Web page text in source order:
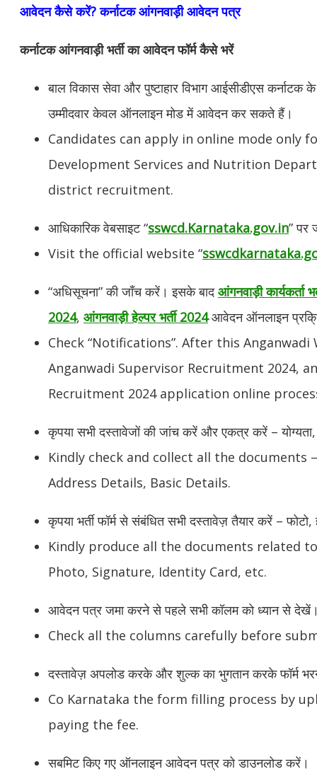
आवेदन कैसे करें? कर्नाटक आंगनवाड़ी आवेदन पत्र
कर्नाटक आंगनवाड़ी भर्ती का आवेदन फॉर्म कैसे भरें
बाल विकास सेवा और पुष्टाहार विभाग आईसीडीएस कर्नाटक
उम्मीदवार केवल ऑनलाइन मोड में आवेदन कर सकते हैं।
Candidates can apply in online mode only
Development Services and Nutrition
district recruitment.
आधिकारिक वेबसाइट “sswcd.Karnataka.gov.in” पर
Visit the official website “
“अधिसूचना” की जाँच करें। इसके बादआंगनवाड़ी कार्यकर्ता
2024, आंगनवाड़ी हेल्पर भर्ती 2024आवेदन ऑनलाइन
Check “Notifications”. After this
Anganwadi Supervisor Recruitment 2024,
Recruitment 2024 application online
कृपया सभी दस्तावेजों की जांच करें और एकत्र करें –
Kindly check and collect all the documents
Address Details, Basic Details.
कृपया भर्ती फॉर्म से संबंधित सभी दस्तावेज़ तैयार करें –
Kindly produce all the documents related
Photo, Signature, Identity Card, etc.
आवेदन पत्र जमा करने से पहले सभी कॉलम को ध्यान से
Check all the columns carefully before
दस्तावेज़ अपलोड करके और शुल्क का भुगतान करके फॉर्म
Co Karnataka the form filling process by
paying the fee.
सबमिट किए गए ऑनलाइन आवेदन पत्र को डाउनलोड करें।